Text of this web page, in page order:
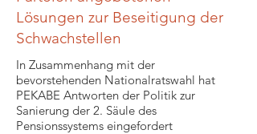
Lösungen zur Beseitigung der
Schwachstellen
In Zusammenhang mit der
bevorstehenden Nationalratswahl hat
PEKABE Antworten der Politik zur
Sanierung der 2. Säule des
Pensionssystems eingefordert